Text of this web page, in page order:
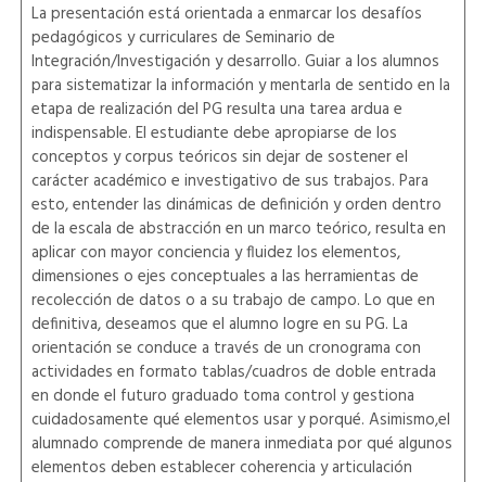
La presentación está orientada a enmarcar los desafíos
pedagógicos y curriculares de Seminario de
Integración/Investigación y desarrollo. Guiar a los alumnos
para sistematizar la información y mentarla de sentido en la
etapa de realización del PG resulta una tarea ardua e
indispensable. El estudiante debe apropiarse de los
conceptos y corpus teóricos sin dejar de sostener el
carácter académico e investigativo de sus trabajos. Para
esto, entender las dinámicas de definición y orden dentro
de la escala de abstracción en un marco teórico, resulta en
aplicar con mayor conciencia y fluidez los elementos,
dimensiones o ejes conceptuales a las herramientas de
recolección de datos o a su trabajo de campo. Lo que en
definitiva, deseamos que el alumno logre en su PG. La
orientación se conduce a través de un cronograma con
actividades en formato tablas/cuadros de doble entrada
en donde el futuro graduado toma control y gestiona
cuidadosamente qué elementos usar y porqué. Asimismo,el
alumnado comprende de manera inmediata por qué algunos
elementos deben establecer coherencia y articulación